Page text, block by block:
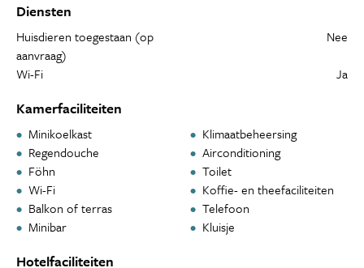
Diensten
Huisdieren toegestaan (op
aanvraag)
Nee
Wi-Fi Ja
Kamerfaciliteiten
Minikoelkast
Klimaatbeheersing
Regendouche
Airconditioning
Föhn
Toilet
Wi-Fi
Koffie- en theefaciliteiten
Balkon of terras
Telefoon
Minibar
Kluisje
Hotelfaciliteiten